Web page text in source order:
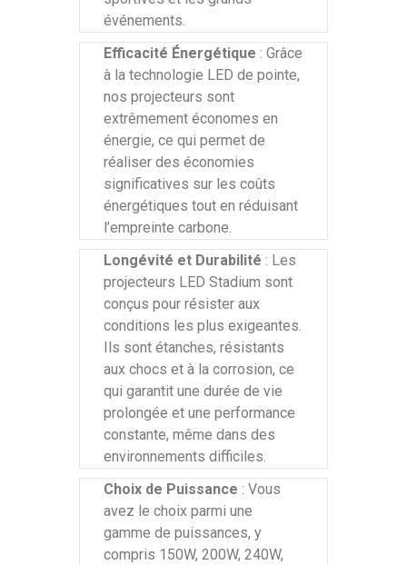
événements.
Efficacité Énergétique : Grâce
à la technologie LED de pointe,
nos projecteurs sont
extrêmement économes en
énergie, ce qui permet de
réaliser des économies
significatives sur les coûts
énergétiques tout en réduisant
l’empreinte carbone.
Longévité et Durabilité : Les
projecteurs LED Stadium sont
conçus pour résister aux
conditions les plus exigeantes.
Ils sont étanches, résistants
aux chocs et à la corrosion, ce
qui garantit une durée de vie
prolongée et une performance
constante, même dans des
environnements difficiles.
Choix de Puissance : Vous
avez le choix parmi une
gamme de puissances, y
compris 150W, 200W, 240W,